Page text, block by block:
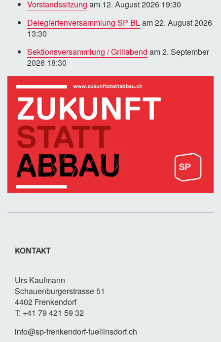
Vorstandssitzung am 12. August 2026 19:30
Delegiertenversammlung SP BLam 22. August 2026
13:30
Sektionsversammlung / Grillabend am 2. September
2026 18:30
KONTAKT
Urs Kaufmann
Schauenburgerstrasse 51
4402 Frenkendorf
T: +41 79 421 59 32
info@sp-frenkendorf-fuellinsdorf.ch